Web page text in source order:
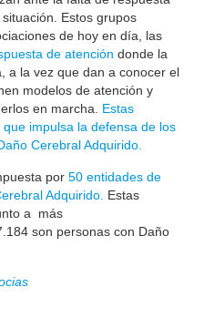
Estos grupos
de hoy en día, las
de atención donde la
a la vez que dan a conocer el
modelos de atención y
en marcha. Estas
impulsa la defensa de los
Cerebral Adquirido.
por 50 entidades de
Adquirido. Estas
a más
son personas con Daño